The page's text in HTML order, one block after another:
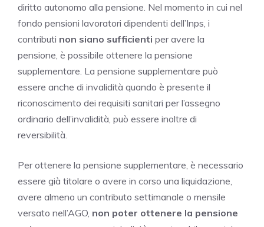
diritto autonomo alla pensione. Nel momento in cui nel
fondo pensioni lavoratori dipendenti dell’Inps, i
contributi non siano sufficienti per avere la
pensione, è possibile ottenere la pensione
supplementare. La pensione supplementare può
essere anche di invalidità quando è presente il
riconoscimento dei requisiti sanitari per l’assegno
ordinario dell’invalidità, può essere inoltre di
reversibilità.
Per ottenere la pensione supplementare, è necessario
essere già titolare o avere in corso una liquidazione,
avere almeno un contributo settimanale o mensile
versato nell’AGO, non poter ottenere la pensione